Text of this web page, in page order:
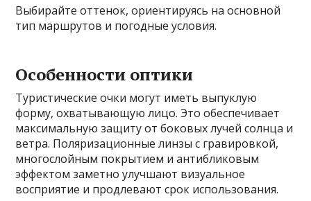
Выбирайте оттенок, ориентируясь на основной
тип маршрутов и погодные условия.
Особенности оптики
Туристические очки могут иметь выпуклую
форму, охватывающую лицо. Это обеспечивает
максимальную защиту от боковых лучей солнца и
ветра. Поляризационные линзы с гравировкой,
многослойным покрытием и антибликовым
эффектом заметно улучшают визуальное
восприятие и продлевают срок использования.